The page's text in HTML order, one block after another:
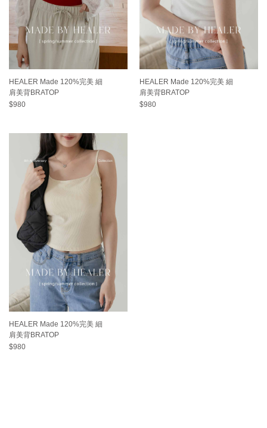
HEALER Made 120%完美 細
肩美背BRATOP
$980
HEALER Made 120%完美 細
肩美背BRATOP
$980
HEALER Made 120%完美 細
肩美背BRATOP
$980